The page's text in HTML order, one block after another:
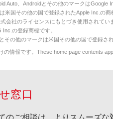
Auto、Androidとその他のマークはGoogle
米国その他の国で登録されたApple Inc.の商
会社のライセンスにもとづき使用されてい
Inc.の登録商標です。
の他のマークは米国その他の国で登録さ
の情報です。These home page contents
窓口
のご相談は、よりスムーズな